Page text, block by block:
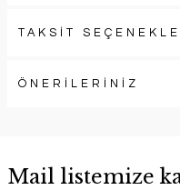
TAKSİT
ÖNERİLERİNİZ
Mail listemize